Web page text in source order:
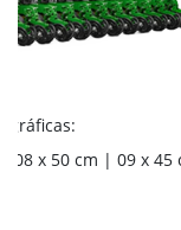
x 50 cm | 09 x 45